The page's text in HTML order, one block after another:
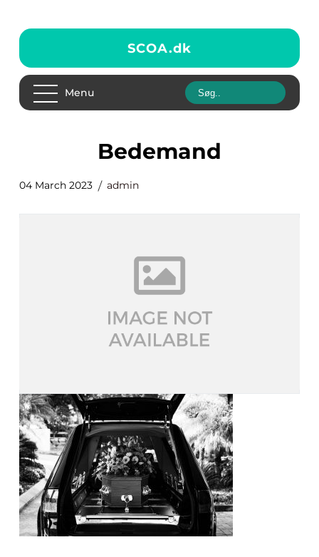
SCOA.dk
Menu
bedemand
04 March 2023 admin